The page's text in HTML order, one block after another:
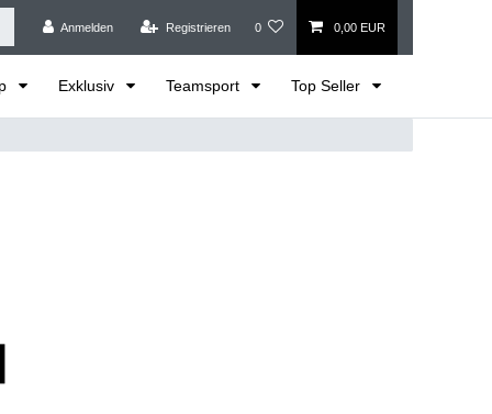
Anmelden Registrieren 0 0,00 EUR
Exklusiv Teamsport Top Seller